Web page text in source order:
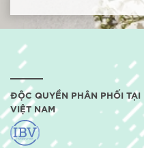
ĐỘC QUYỀN PHÂN PHỐI TẠI
VIỆT NAM